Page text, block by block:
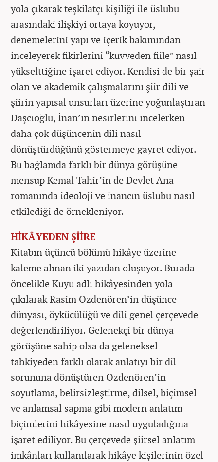
yola çıkarak teşkilatçı kişiliği ile üslubu
arasındaki ilişkiyi ortaya koyuyor,
denemelerini yapı ve içerik bakımından
inceleyerek fikirlerini “kuvveden fiile” nasıl
yükselttiğine işaret ediyor. Kendisi de bir şair
olan ve akademik çalışmalarını şiir dili ve
şiirin yapısal unsurları üzerine yoğunlaştıran
Daşcıoğlu, İnan’ın nesirlerini incelerken
daha çok düşüncenin dili nasıl
dönüştürdüğünü göstermeye gayret ediyor.
Bu bağlamda farklı bir dünya görüşüne
mensup Kemal Tahir’in de Devlet Ana
romanında ideoloji ve inancın üslubu nasıl
etkilediği de örnekleniyor.
HİKÂYEDEN ŞİİRE
Kitabın üçüncü bölümü hikâye üzerine
kaleme alınan iki yazıdan oluşuyor. Burada
öncelikle Kuyu adlı hikâyesinden yola
çıkılarak Rasim Özdenören’in düşünce
dünyası, öykücülüğü ve dili genel çerçevede
değerlendiriliyor. Gelenekçi bir dünya
görüşüne sahip olsa da geleneksel
tahkiyeden farklı olarak anlatıyı bir dil
sorununa dönüştüren Özdenören’in
soyutlama, belirsizleştirme, dilsel, biçimsel
ve anlamsal sapma gibi modern anlatım
biçimlerini hikâyesine nasıl uyguladığına
işaret ediliyor. Bu çerçevede şiirsel anlatım
imkânları kullanılarak hikâye kişilerinin özel